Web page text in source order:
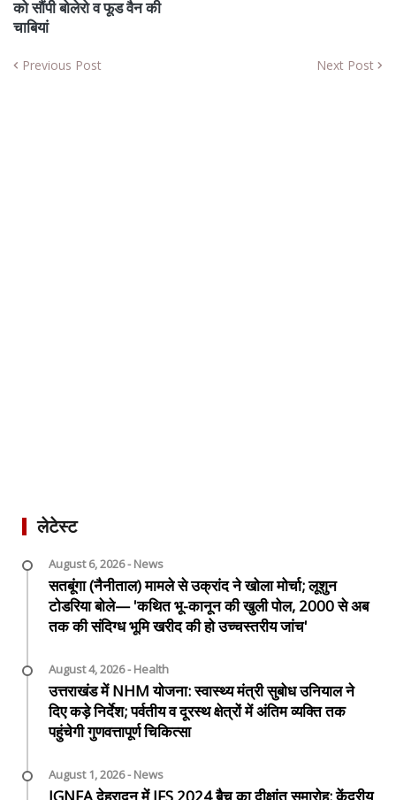
को सौंपी बोलेरो व फूड वैन की
चाबियां
Previous Post Next Post
लेटेस्ट
August 6, 2026 - News
सतबूंगा (नैनीताल) मामले से उक्रांद ने खोला मोर्चा; लूशुन
टोडरिया बोले— 'कथित भू-कानून की खुली पोल, 2000 से अब
तक की संदिग्ध भूमि खरीद की हो उच्चस्तरीय जांच'
August 4, 2026 - Health
उत्तराखंड में NHM योजना: स्वास्थ्य मंत्री सुबोध उनियाल ने
दिए कड़े निर्देश; पर्वतीय व दूरस्थ क्षेत्रों में अंतिम व्यक्ति तक
पहुंचेगी गुणवत्तापूर्ण चिकित्सा
August 1, 2026 - News
IGNFA देहरादून में IFS 2024 बैच का दीक्षांत समारोह: केंद्रीय